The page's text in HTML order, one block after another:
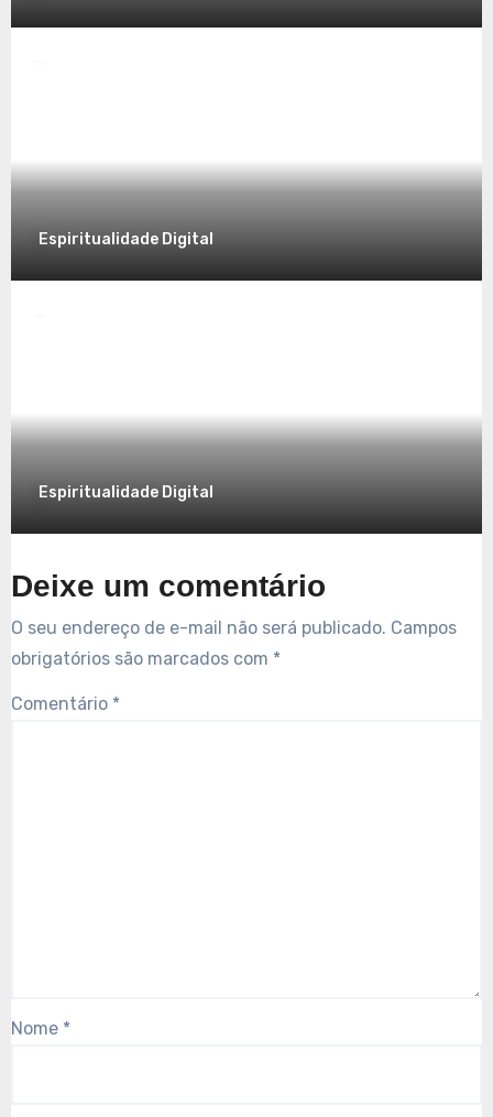
Espiritualidade Digital
Espiritualidade Digital
Deixe um comentário
O seu endereço de e-mail não será publicado. Campos
obrigatórios são marcados com *
Comentário *
Nome *